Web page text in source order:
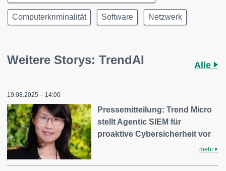
Computerkriminalität Software Netzwerk
Weitere Storys: TrendAI Alle
19.08.2025 – 14:00
Pressemitteilung: Trend Micro
stellt Agentic SIEM für
proaktive Cybersicherheit vor
mehr